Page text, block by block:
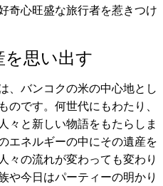
奇心旺盛な旅行者を惹きつけ
を思い出す
、バンコクの米の中心地とし
のです。何世代にもわたり、
々と新しい物語をもたらしま
エネルギーの中にその遺産を
々の流れが変わっても変わり
や今日はパーティーの明かり